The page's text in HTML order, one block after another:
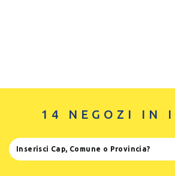
14 NEGOZI IN